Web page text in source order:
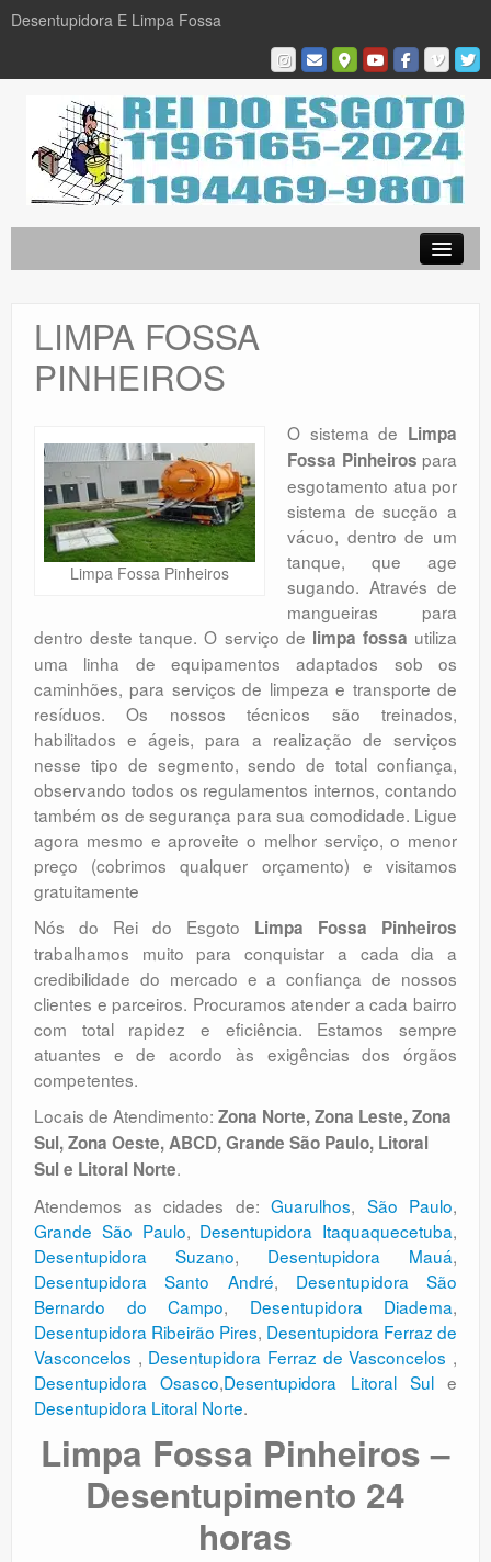
Desentupidora E Limpa Fossa
Limpa Fossa
Caça Vazamentos
Galeria De Fotos
Orçamento
Comentários
LIMPA FOSSA
PINHEIROS
Limpa Fossa Pinheiros
O sistema de Limpa
Fossa Pinheiros para
esgotamento atua por
sistema de sucção a
vácuo, dentro de um
tanque, que age
sugando. Através de
mangueiras para
dentro deste tanque. O serviço de limpa fossa utiliza
uma linha de equipamentos adaptados sob os
caminhões, para serviços de limpeza e transporte de
resíduos. Os nossos técnicos são treinados,
habilitados e ágeis, para a realização de serviços
nesse tipo de segmento, sendo de total confiança,
observando todos os regulamentos internos, contando
também os de segurança para sua comodidade. Ligue
agora mesmo e aproveite o melhor serviço, o menor
preço (cobrimos qualquer orçamento) e visitamos
gratuitamente
Nós do Rei do Esgoto Limpa Fossa Pinheiros
trabalhamos muito para conquistar a cada dia a
credibilidade do mercado e a confiança de nossos
clientes e parceiros. Procuramos atender a cada bairro
com total rapidez e eficiência. Estamos sempre
atuantes e de acordo às exigências dos órgãos
competentes.
Locais de Atendimento: Zona Norte, Zona Leste, Zona
Sul, Zona Oeste, ABCD, Grande São Paulo, Litoral
Sul e Litoral Norte.
Atendemos as cidades de: Guarulhos, São Paulo,
Grande São Paulo, Desentupidora Itaquaquecetuba,
Desentupidora Suzano, Desentupidora Mauá,
Desentupidora Santo André, Desentupidora São
Bernardo do Campo, Desentupidora Diadema,
Desentupidora Ribeirão Pires, Desentupidora Ferraz de
Vasconcelos , Desentupidora Ferraz de Vasconcelos ,
Desentupidora Osasco,Desentupidora Litoral Sule
Desentupidora Litoral Norte.
Limpa Fossa Pinheiros –
Desentupimento 24
horas